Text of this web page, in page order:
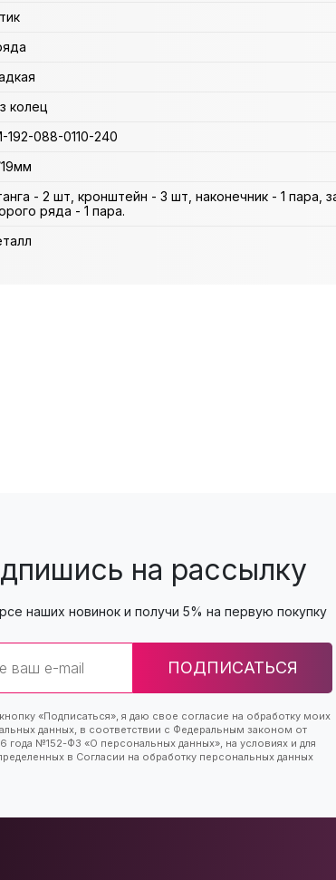
колец
192-088-0110-240
- 2 шт, кронштейн - 3 шт, наконечник - 1 пара,
ряда - 1 пара.
на рассылку
наших новинок и получи 5% на первую покупку
ПОДПИСАТЬСЯ
«Подписаться», я даю свое согласие на обработку моих
данных, в соответствии с Федеральным законом от
года №152-ФЗ «О персональных данных», на условиях и для
в Согласии на обработку персональных данных